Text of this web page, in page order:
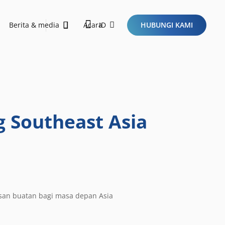
Berita & media AcaraID HUBUNGI KAMI
Southeast Asia
buatan bagi masa depan Asia